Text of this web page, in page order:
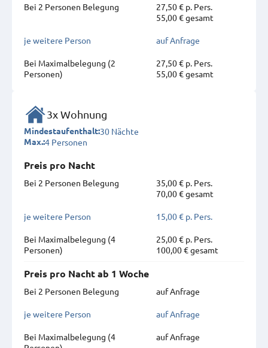
Bei 2 Personen Belegung
27,50 € p. Pers.
55,00 € gesamt
je weitere Person auf Anfrage
Bei Maximal­belegung (2
Personen)
27,50 € p. Pers.
55,00 € gesamt
3x Wohnung
Mindestaufenthalt:30 Nächte
Max.:4 Personen
Preis pro Nacht
Bei 2 Personen Belegung
35,00 € p. Pers.
70,00 € gesamt
je weitere Person 15,00 € p. Pers.
Bei Maximal­belegung (4
Personen)
25,00 € p. Pers.
100,00 € gesamt
Preis pro Nacht ab 1 Woche
Bei 2 Personen Belegung
auf Anfrage
je weitere Person auf Anfrage
Bei Maximal­belegung (4
auf Anfrage